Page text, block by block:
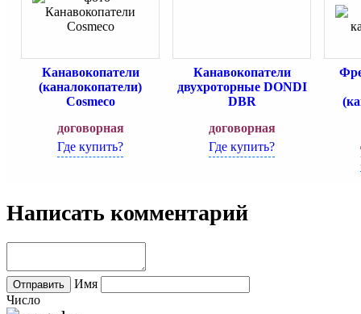
Канавокопатели
(каналокопатели)
Cosmeco
договорная
Где купить?
Канавокопатели
двухроторные DONDI
DBR
договорная
Где купить?
Написать комментарий
Имя
Число